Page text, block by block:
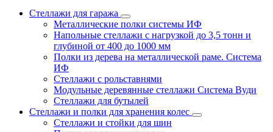
Стеллажи для гаража
Металлические полки системы ИФ
Напольные стеллажи с нагрузкой до 3,5 тонн и
глубиной от 400 до 1000 мм
Полки из дерева на металлической раме. Система
ИФ
Стеллажи с рольставнями
Модульные деревянные стеллажи Система Вуди
Стеллажи для бутылей
Стеллажи и полки для хранения колес
Стеллажи и стойки для шин